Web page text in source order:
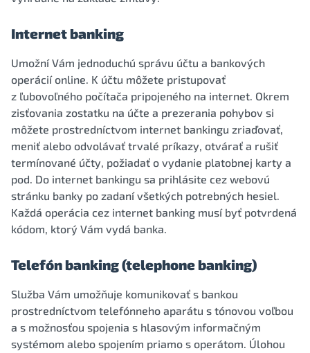
Internet banking
Umožní Vám jednoduchú správu účtu a bankových
operácií online. K účtu môžete pristupovať
z ľubovoľného počítača pripojeného na internet. Okrem
zisťovania zostatku na účte a prezerania pohybov si
môžete prostredníctvom internet bankingu zriaďovať,
meniť alebo odvolávať trvalé príkazy, otvárať a rušiť
termínované účty, požiadať o vydanie platobnej karty a
pod. Do internet bankingu sa prihlásite cez webovú
stránku banky po zadaní všetkých potrebných hesiel.
Každá operácia cez internet banking musí byť potvrdená
kódom, ktorý Vám vydá banka.
Telefón banking (telephone banking)
Služba Vám umožňuje komunikovať s bankou
prostredníctvom telefónneho aparátu s tónovou voľbou
a s možnosťou spojenia s hlasovým informačným
systémom alebo spojením priamo s operátom. Úlohou